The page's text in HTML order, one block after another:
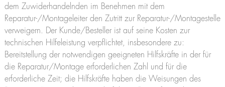
dem Zuwiderhandelnden im Benehmen mit dem
Reparatur-/Montageleiter den Zutritt zur Reparatur-/Montagestelle
verweigern. Der Kunde/Besteller ist auf seine Kosten zur
technischen Hilfeleistung verpflichtet, insbesondere zu:
Bereitstellung der notwendigen geeigneten Hilfskräfte in der für
die Reparatur/Montage erforderlichen Zahl und für die
erforderliche Zeit; die Hilfskräfte haben die Weisungen des